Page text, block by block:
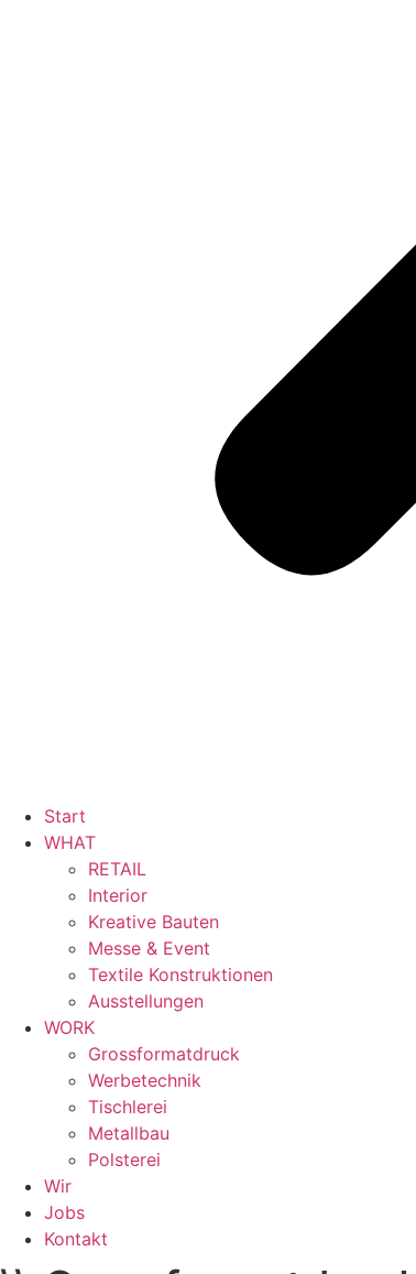
Start
WHAT
RETAIL
Interior
Kreative Bauten
Messe & Event
Textile Konstruktionen
Ausstellungen
WORK
Grossformatdruck
Werbetechnik
Tischlerei
Metallbau
Polsterei
Wir
Jobs
Kontakt